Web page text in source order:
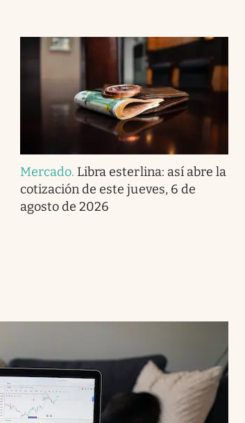
Mercado. Libra esterlina: así abre la
cotización de este jueves, 6 de
agosto de 2026